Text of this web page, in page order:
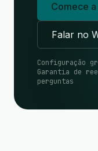
Comece
Falar no
Configuração
Garantia de
perguntas